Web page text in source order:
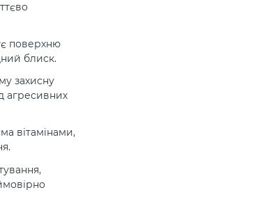
поверхню
блиск.
захисну
агресивних
вітамінами,